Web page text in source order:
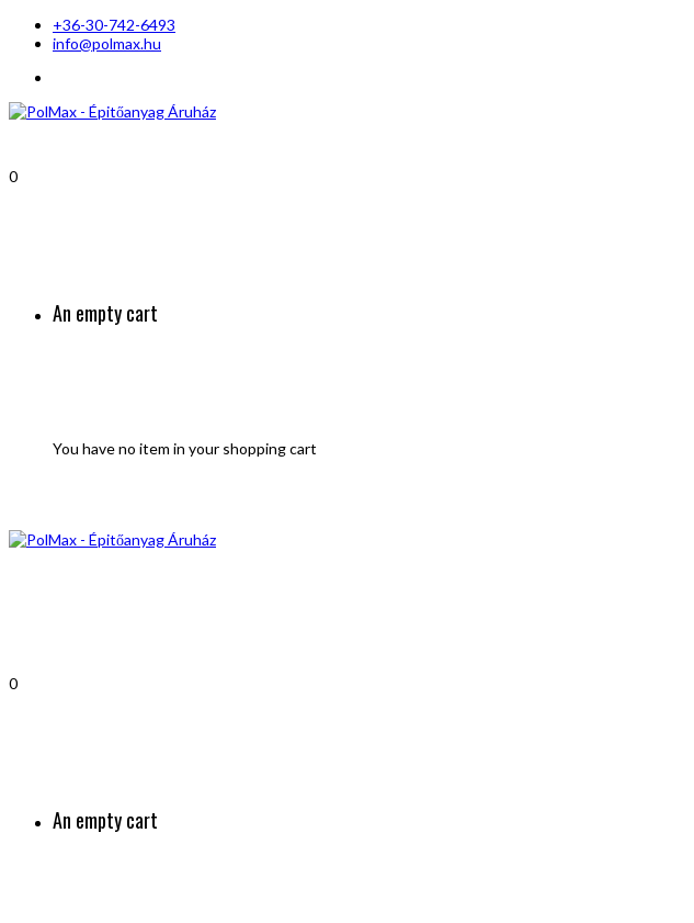
+36-30-742-6493
info@polmax.hu
0
An empty cart
You have no item in your shopping cart
0
An empty cart